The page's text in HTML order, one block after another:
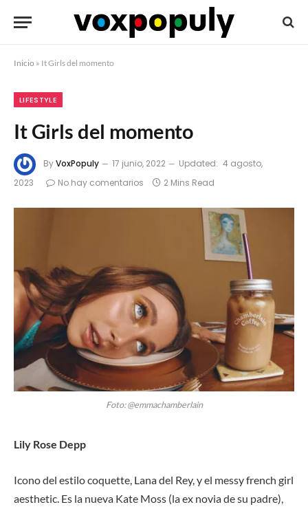
Inicio » It Girls del momento
LIFESTYLE
It Girls del momento
ByVoxPopuly 17 junio, 2022 Updated: 4 agosto,
2023
No hay comentarios 2 Mins Read
Foto: @emmachamberlain
Lily Rose Depp
Icono del estilo coquette, Lana del Rey, y el messy french girl
aesthetic. Es la nueva Kate Moss (la ex novia de su padre),